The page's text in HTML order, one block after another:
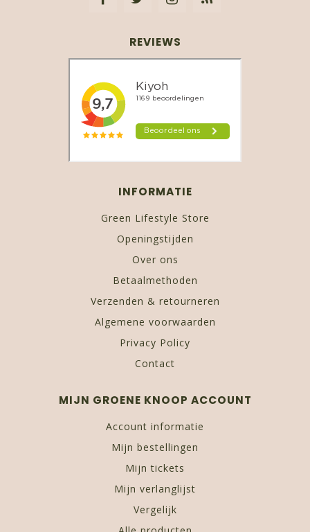
REVIEWS
INFORMATIE
Green Lifestyle Store
Openingstijden
Over ons
Betaalmethoden
Verzenden & retourneren
Algemene voorwaarden
Privacy Policy
Contact
MIJN GROENE KNOOP ACCOUNT
Account informatie
Mijn bestellingen
Mijn tickets
Mijn verlanglijst
Vergelijk